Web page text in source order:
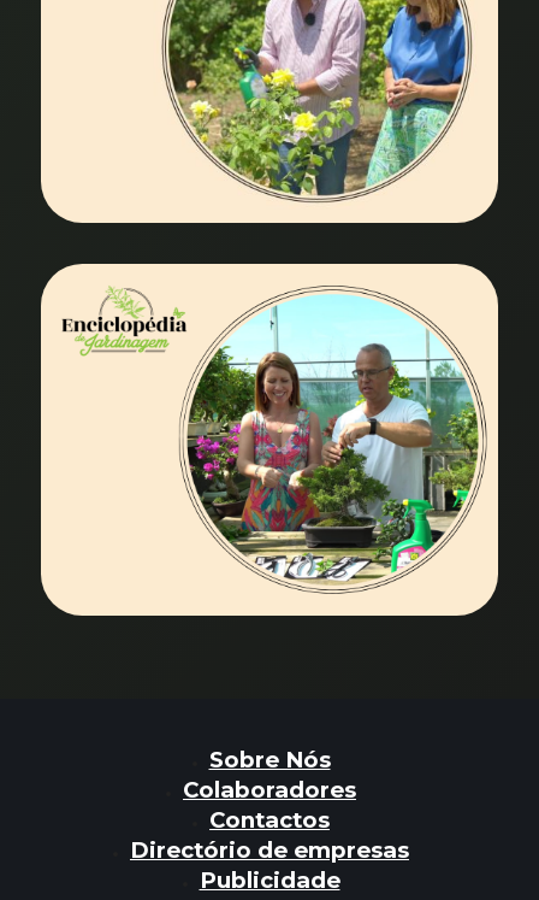
Sobre Nós
Colaboradores
Contactos
Directório de empresas
Publicidade